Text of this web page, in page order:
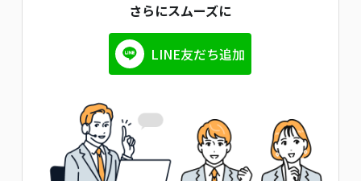
さらにスムーズに
LINE友だち追加